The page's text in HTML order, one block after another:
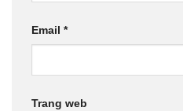
Email *
Trang web